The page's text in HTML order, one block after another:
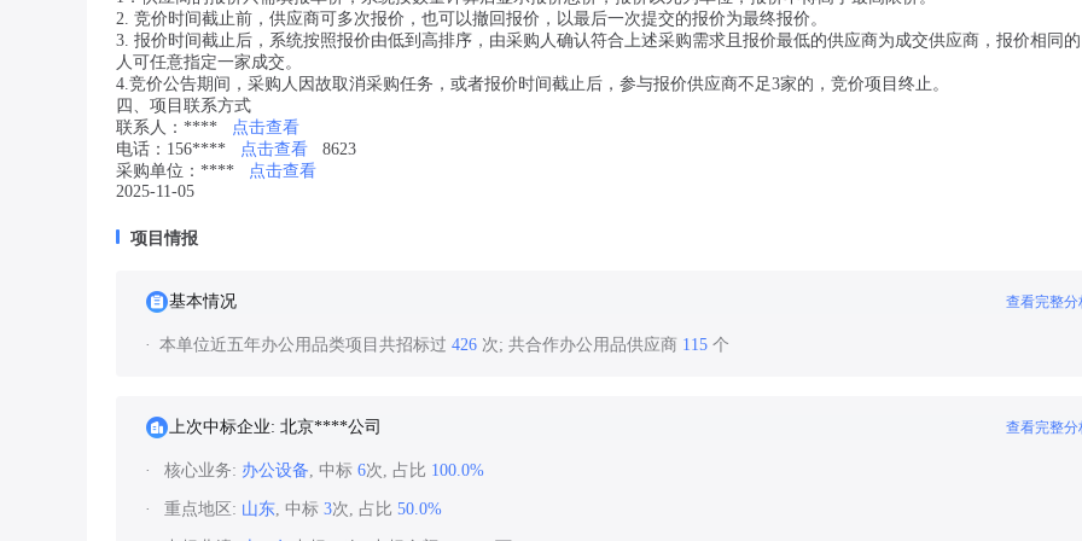
2. 竞价时间截止前，供应商可多次报价，也可以撤回报价，以最后一次提交的报价为最终报价。
3. 报价时间截止后，系统按照报价由低到高排序，由采购人确认符合上述采购需求且报价最低的供应商为成交供应商，报价相同
人可任意指定一家成交。
4.竞价公告期间，采购人因故取消采购任务，或者报价时间截止后，参与报价供应商不足3家的，竞价项目终止。
四、项目联系方式
联系人：****
点击查看
电话：156****
点击查看
8623
采购单位：****
点击查看
2025-11-05
项目情报
基本情况 查看完整分
本单位近五年办公用品类项目共招标过 426 次; 共合作办公用品供应商 115 个
上次中标企业: 北京****公司 查看完整分
核心业务: 办公设备, 中标 6次, 占比 100.0%
重点地区: 山东, 中标 3次, 占比 50.0%